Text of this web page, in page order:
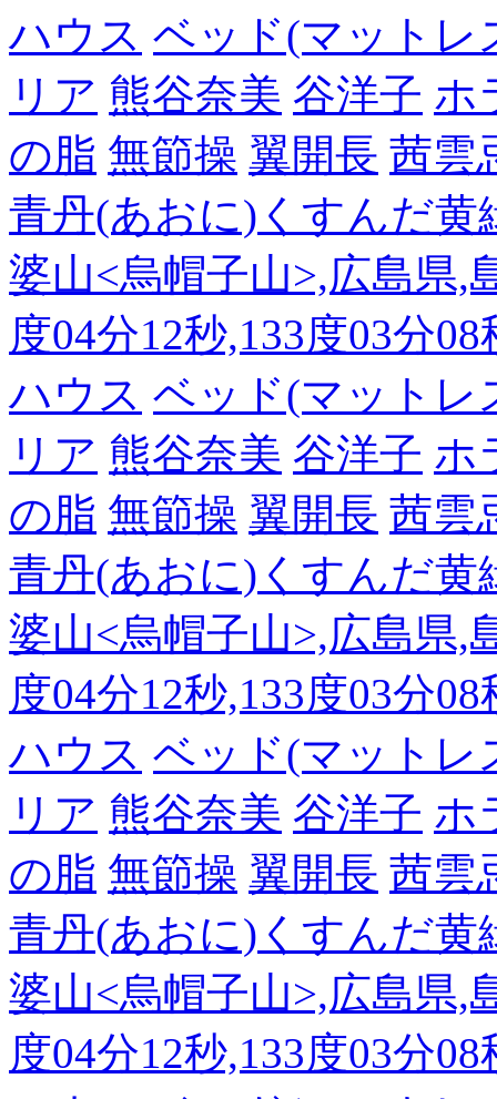
ハウス ベッド(マットレ
リア 熊谷奈美 谷洋子 ホ
の脂 無節操 翼開長 茜雲
青丹(あおに)くすんだ黄
婆山<烏帽子山>,広島県,
度04分12秒,133度03分
ハウス ベッド(マットレ
リア 熊谷奈美 谷洋子 ホ
の脂 無節操 翼開長 茜雲
青丹(あおに)くすんだ黄
婆山<烏帽子山>,広島県,
度04分12秒,133度03分
ハウス ベッド(マットレ
リア 熊谷奈美 谷洋子 ホ
の脂 無節操 翼開長 茜雲
青丹(あおに)くすんだ黄
婆山<烏帽子山>,広島県,
度04分12秒,133度03分